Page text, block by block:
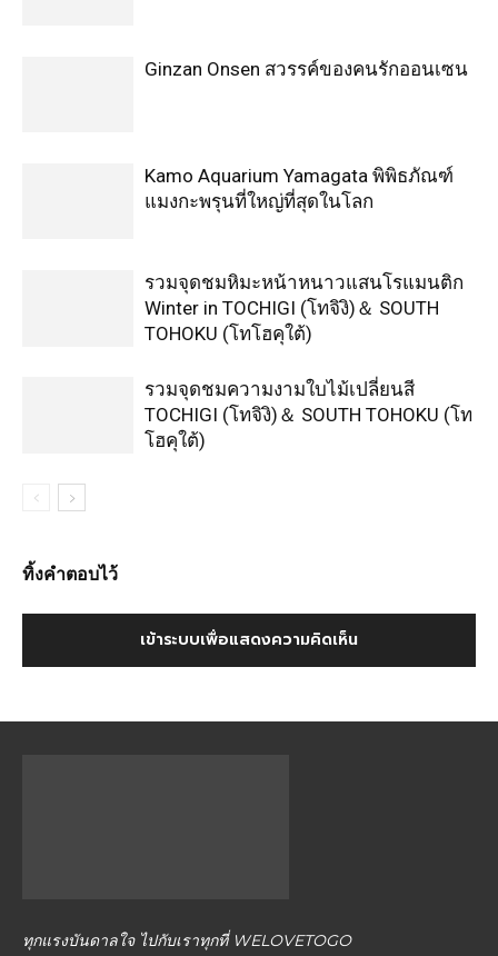
Ginzan Onsen สวรรค์ของคนรักออนเซน
Kamo Aquarium Yamagata พิพิธภัณฑ์
แมงกะพรุนที่ใหญ่ที่สุดในโลก
รวมจุดชมหิมะหน้าหนาวแสนโรแมนติก
Winter in TOCHIGI (โทจิงิ)＆ SOUTH
TOHOKU (โทโฮคุใต้)
รวมจุดชมความงามใบไม้เปลี่ยนสี
TOCHIGI (โทจิงิ)＆ SOUTH TOHOKU (โท
โฮคุใต้)
ทิ้งคำตอบไว้
เข้าระบบเพื่อแสดงความคิดเห็น
ทุกแรงบันดาลใจ ไปกับเราทุกที่ WELOVETOGO